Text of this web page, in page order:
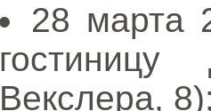
28 марта
Векслера,